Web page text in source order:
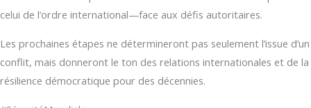
celui de l’ordre international—face aux défis autoritaires.
Les prochaines étapes ne détermineront pas seulement l’issue d’un
conflit, mais donneront le ton des relations internationales et de la
résilience démocratique pour des décennies.